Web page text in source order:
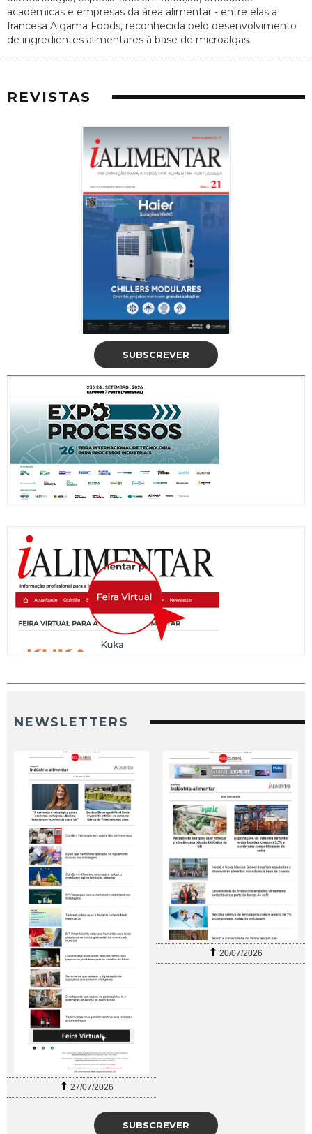
académicas e empresas da área alimentar - entre elas a
francesa Algama Foods, reconhecida pelo desenvolvimento
de ingredientes alimentares à base de microalgas.
REVISTAS
SUBSCREVER
NEWSLETTERS
27/07/2026
20/07/2026
SUBSCREVER